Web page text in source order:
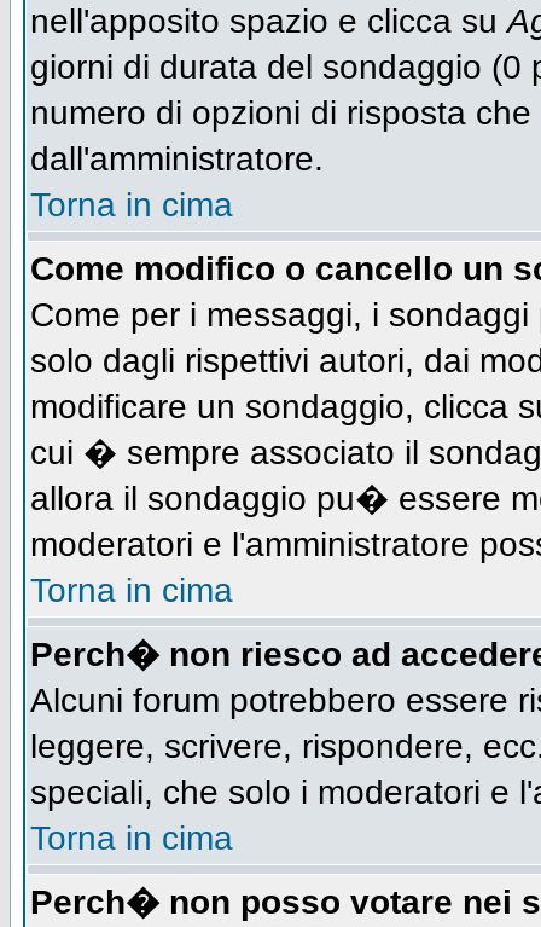
nell'apposito spazio e clicca su
giorni di durata del sondaggio
numero di opzioni di risposta
dall'amministratore.
Torna in cima
Come modifico o cancello un
Come per i messaggi, i
solo dagli rispettivi autori, dai
modificare un sondaggio, clicca
cui � sempre associato il
allora il sondaggio pu� essere
moderatori e l'amministratore
Torna in cima
Perch� non riesco ad
Alcuni forum potrebbero essere
leggere, scrivere, rispondere,
speciali, che solo i moderatori e
Torna in cima
Perch� non posso votare nei